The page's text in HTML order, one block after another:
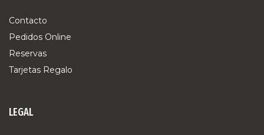
Contacto
Pedidos Online
Reservas
Tarjetas Regalo
LEGAL